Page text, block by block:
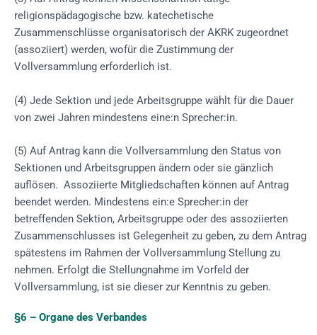
religionspädagogische bzw. katechetische
Zusammenschlüsse organisatorisch der AKRK zugeordnet
(assoziiert) werden, wofür die Zustimmung der
Vollversammlung erforderlich ist.
(4) Jede Sektion und jede Arbeitsgruppe wählt für die Dauer
von zwei Jahren mindestens eine:n Sprecher:in.
(5) Auf Antrag kann die Vollversammlung den Status von
Sektionen und Arbeitsgruppen ändern oder sie gänzlich
auflösen. Assoziierte Mitgliedschaften können auf Antrag
beendet werden. Mindestens ein:e Sprecher:in der
betreffenden Sektion, Arbeitsgruppe oder des assoziierten
Zusammenschlusses ist Gelegenheit zu geben, zu dem Antrag
spätestens im Rahmen der Vollversammlung Stellung zu
nehmen. Erfolgt die Stellungnahme im Vorfeld der
Vollversammlung, ist sie dieser zur Kenntnis zu geben.
§6 – Organe des Verbandes